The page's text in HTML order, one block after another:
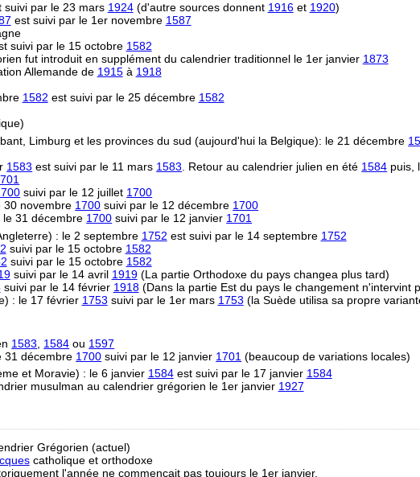
par le 23 mars 1924(d'autre sources donnent 1916et 1920)
est suivi par le 1er novembre 1587
suivi par le 15 octobre 1582
fut introduit en supplément du calendrier traditionnel le 1er janvier 1873
Allemande de 1915à 1918
1582 est suivi par le 25 décembre 1582
Limburg et les provinces du sud (aujourd'hui la Belgique): le 21 décembre
1583 est suivi par le 11 mars 1583. Retour au calendrier julien en été 1584 puis,
suivi par le 12 juillet 1700
30 novembre 1700 suivi par le 12 décembre 1700
31 décembre 1700 suivi par le 12 janvier 1701
: le 2 septembre 1752 est suivi par le 14 septembre 1752
suivi par le 15 octobre 1582
suivi par le 15 octobre 1582
suivi par le 14 avril 1919(La partie Orthodoxe du pays changea plus tard)
suivi par le 14 février 1918(Dans la partie Est du pays le changement n'intervint
: le 17 février 1753 suivi par le 1er mars 1753 (la Suède utilisa sa propre
1583 1584 ou 1597
31 décembre 1700 suivi par le 12 janvier 1701 (beaucoup de variations locales)
et Moravie) : le 6 janvier 1584est suivi par le 17 janvier 1584
musulman au calendrier grégorien le 1er janvier 1927
Grégorien (actuel)
catholique et orthodoxe
l'année ne commençait pas toujours le 1er janvier.